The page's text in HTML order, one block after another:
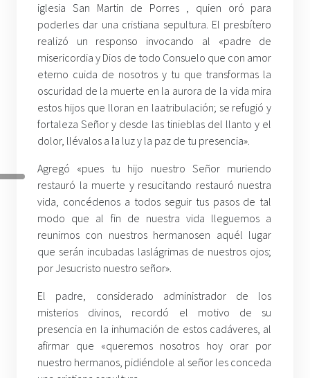
iglesia San Martin de Porres , quien oró para
poderles dar una cristiana sepultura. El presbítero
realizó un responso invocando al «padre de
misericordia y Dios de todo Consuelo que con amor
eterno cuida de nosotros y tu que transformas la
oscuridad de la muerte en la aurora de la vida mira
estos hijos que lloran en laatribulación; se refugió y
fortaleza Señor y desde las tinieblas del llanto y el
dolor, llévalos a la luz y la paz de tu presencia».
Agregó «pues tu hijo nuestro Señor muriendo
restauró la muerte y resucitando restauró nuestra
vida, concédenos a todos seguir tus pasos de tal
modo que al fin de nuestra vida lleguemos a
reunirnos con nuestros hermanosen aquél lugar
que serán incubadas laslágrimas de nuestros ojos;
por Jesucristo nuestro señor».
El padre, considerado administrador de los
misterios divinos, recordó el motivo de su
presencia en la inhumación de estos cadáveres, al
afirmar que «queremos nosotros hoy orar por
nuestro hermanos, pidiéndole al señor les conceda